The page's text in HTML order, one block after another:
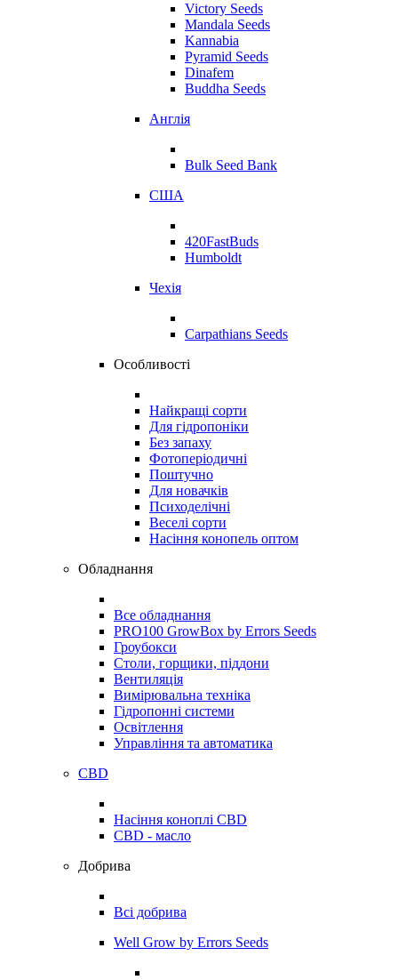
Victory Seeds
Mandala Seeds
Kannabia
Pyramid Seeds
Dinafem
Buddha Seeds
Англія
Bulk Seed Bank
США
420FastBuds
Humboldt
Чехія
Carpathians Seeds
Особливості
Найкращі сорти
Для гідропоніки
Без запаху
Фотоперіодичні
Поштучно
Для новачків
Психоделічні
Веселі сорти
Насіння конопель оптом
Обладнання
Все обладнання
PRO100 GrowBox by Errors Seeds
Гроубокси
Столи, горщики, піддони
Вентиляція
Вимірювальна техніка
Гідропонні системи
Освітлення
Управління та автоматика
CBD
Насіння коноплі CBD
CBD - масло
Добрива
Всі добрива
Well Grow by Errors Seeds